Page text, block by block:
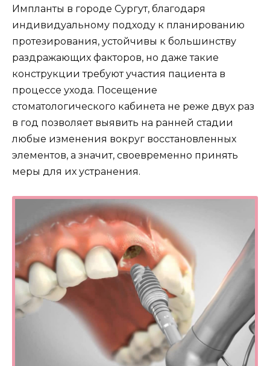
Импланты в городе Сургут, благодаря
индивидуальному подходу к планированию
протезирования, устойчивы к большинству
раздражающих факторов, но даже такие
конструкции требуют участия пациента в
процессе ухода. Посещение
стоматологического кабинета не реже двух раз
в год позволяет выявить на ранней стадии
любые изменения вокруг восстановленных
элементов, а значит, своевременно принять
меры для их устранения.